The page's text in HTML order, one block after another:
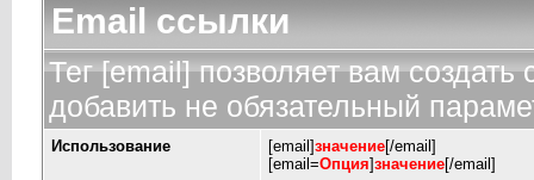
Email ссылки
Тег [email] позволяет вам
добавить не обязательный
Использование [email]значение[/email]
[email=Опция]значение[/email]